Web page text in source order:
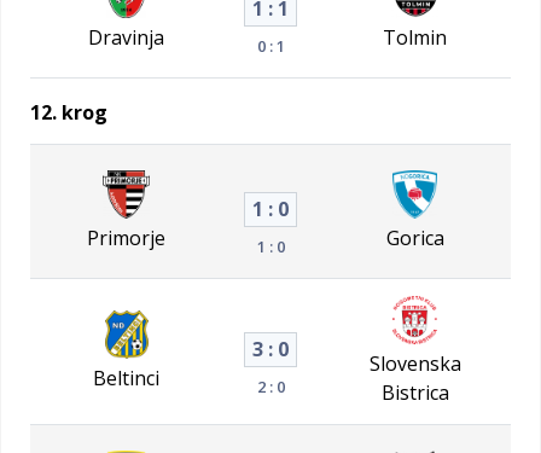
Dravinja
1 : 1
0 : 1 Tolmin
12. krog
Primorje
1 : 0
1 : 0 Gorica
Beltinci
3 : 0
2 : 0
Slovenska
Bistrica